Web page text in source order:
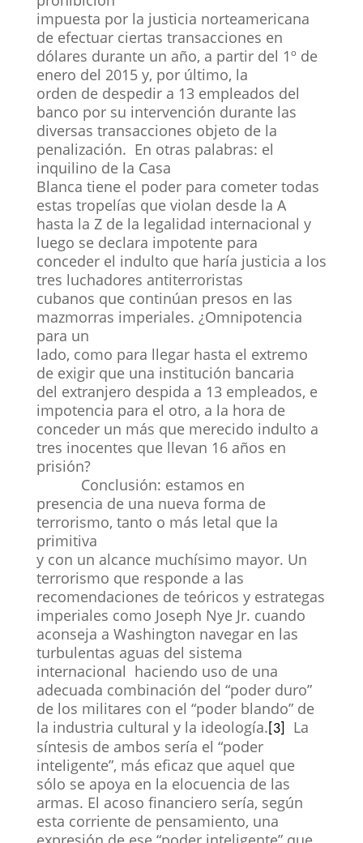
impuesta por la justicia norteamericana
de efectuar ciertas transacciones en
dólares durante un año, a partir del 1º de
enero del 2015 y, por último, la
orden de despedir a 13 empleados del
banco por su intervención durante las
diversas transacciones objeto de la
penalización. En otras palabras: el
inquilino de la Casa
Blanca tiene el poder para cometer todas
estas tropelías que violan desde la A
hasta la Z de la legalidad internacional y
luego se declara impotente para
conceder el indulto que haría justicia a los
tres luchadores antiterroristas
cubanos que continúan presos en las
mazmorras imperiales. ¿Omnipotencia
para un
lado, como para llegar hasta el extremo
de exigir que una institución bancaria
del extranjero despida a 13 empleados, e
impotencia para el otro, a la hora de
conceder un más que merecido indulto a
tres inocentes que llevan 16 años en
prisión?
Conclusión: estamos en
presencia de una nueva forma de
terrorismo, tanto o más letal que la
primitiva
y con un alcance muchísimo mayor. Un
terrorismo que responde a las
recomendaciones de teóricos y estrategas
imperiales como Joseph Nye Jr. cuando
aconseja a Washington navegar en las
turbulentas aguas del sistema
internacional haciendo uso de una
adecuada combinación del “poder duro”
de los militares con el “poder blando” de
la industria cultural y la ideología. [3]
La
síntesis de ambos sería el “poder
inteligente”, más eficaz que aquel que
sólo se apoya en la elocuencia de las
armas. El acoso financiero sería, según
esta corriente de pensamiento, una